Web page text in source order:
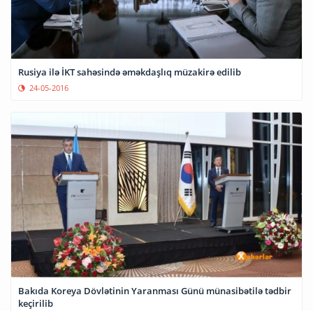
Rusiya ilə İKT sahəsində əməkdaşlıq müzakirə edilib
24-05-2016
Bakıda Koreya Dövlətinin Yaranması Günü münasibətilə tədbir
keçirilib